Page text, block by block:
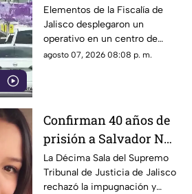
anexo de la colonia
Olímpica en
Guadalajara
Elementos de la Fiscalía de
Jalisco desplegaron un
operativo en un centro de
rehabilitación de la colonia
agosto 07, 2026 08:08 p. m.
Confirman 40 años de
prisión a Salvador N
por el feminicidio de
Isis Urteaga
La Décima Sala del Supremo
Tribunal de Justicia de Jalisco
rechazó la impugnación y